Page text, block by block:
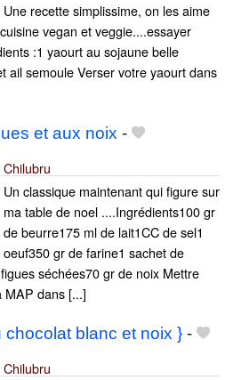
Une recette simplissime, on les aime
vegan et veggie....essayer
:1 yaourt au sojaune belle
ail semoule Verser votre yaourt dans
et aux noix -
Chilubru
Un classique maintenant qui figure sur
ma table de noel ....Ingrédients100 gr
de beurre175 ml de lait1CC de sel1
oeuf350 gr de farine1 sachet de
séchées70 gr de noix Mettre
MAP dans [...]
chocolat blanc et noix } -
Chilubru